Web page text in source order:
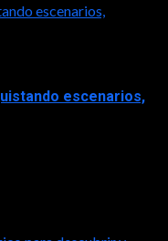
escenarios,
escenarios,